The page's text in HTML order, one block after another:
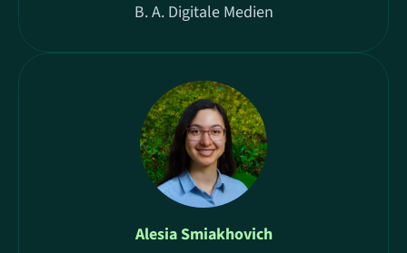
B. A. Digitale Medien
Alesia Smiakhovich